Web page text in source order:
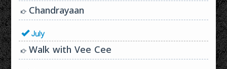
Chandrayaan
July
Walk with Vee Cee